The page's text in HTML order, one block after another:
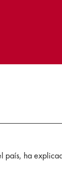
país, ha